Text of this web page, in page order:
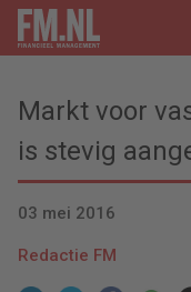
Markt voor
is stevig
03 mei 2016
Redactie FM